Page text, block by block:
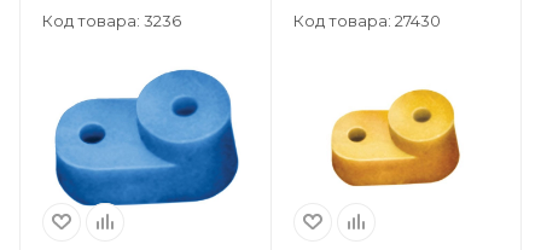
Код товара: 3236 Код товара: 27430